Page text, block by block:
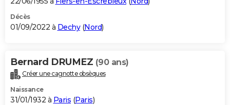
Décès
01/09/2022 à Dechy(Nord)
Bernard DRUMEZ (90 ans)
Créer une cagnotte obsèques
Naissance
31/01/1932 à Paris (Paris)